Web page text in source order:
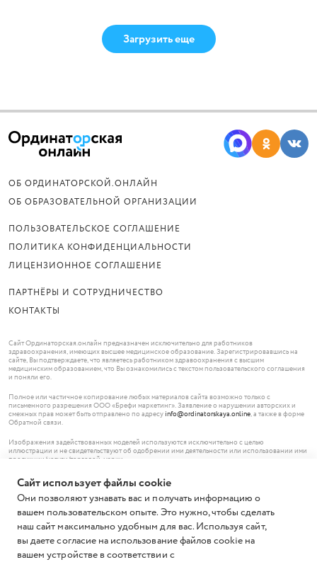
Загрузить еще
ОБ ОРДИНАТОРСКОЙ.ОНЛАЙН
ОБ ОБРАЗОВАТЕЛЬНОЙ ОРГАНИЗАЦИИ
ПОЛЬЗОВАТЕЛЬСКОЕ СОГЛАШЕНИЕ
ПОЛИТИКА КОНФИДЕНЦИАЛЬНОСТИ
ЛИЦЕНЗИОННОЕ СОГЛАШЕНИЕ
ПАРТНЁРЫ И СОТРУДНИЧЕСТВО
КОНТАКТЫ
© ООО «Брефи маркетинг», 2026.
119620 Москва,
Солнцевский проспект, дом 12, помещение 185
+7 (499) 703-49-63
Все права защищены.
Сайт Ординаторская.онлайн предназначен исключительно для работников
здравоохранения, имеющих высшее медицинское образование. Зарегистрировавшись на
сайте, Вы подтверждаете, что являетесь работником здравоохранения с высшим
медицинским образованием, что Вы ознакомились с текстом пользовательского соглашения
и поняли его.
Полное или частичное копирование любых материалов сайта возможно только с
письменного разрешения ООО «Брефи маркетинг». Заявление о нарушении авторских и
смежных прав может быть отправлено по адресу info@ordinatorskaya.online, а также в форме
Обратной связи.
Изображения задействованных моделей используются исключительно с целью
иллюстрации и не свидетельствуют об одобрении ими деятельности или использовании ими
продукции/услуги/торговой марки.
Сайт использует файлы cookie
Они позволяют узнавать вас и получать информацию о
вашем пользовательском опыте. Это нужно, чтобы сделать
наш сайт максимально удобным для вас. Используя сайт,
вы даете согласие на использование файлов cookie на
вашем устройстве в соответствии с